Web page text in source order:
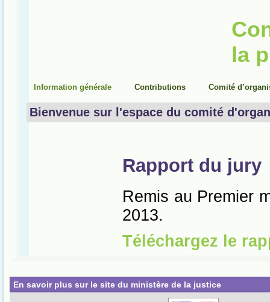
En savoir plus sur le site du ministère de la justice